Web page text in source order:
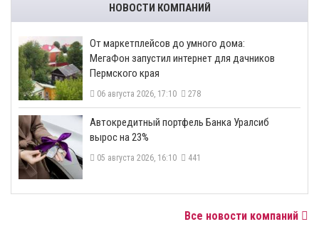
НОВОСТИ КОМПАНИЙ
От маркетплейсов до умного дома:
МегаФон запустил интернет для дачников
Пермского края
06 августа 2026, 17:10 278
​Автокредитный портфель Банка Уралсиб
вырос на 23%
05 августа 2026, 16:10 441
Все новости компаний